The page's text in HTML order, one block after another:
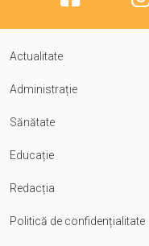
Actualitate
Administrație
Sănătate
Educație
Redacția
Politică de confidențialitate